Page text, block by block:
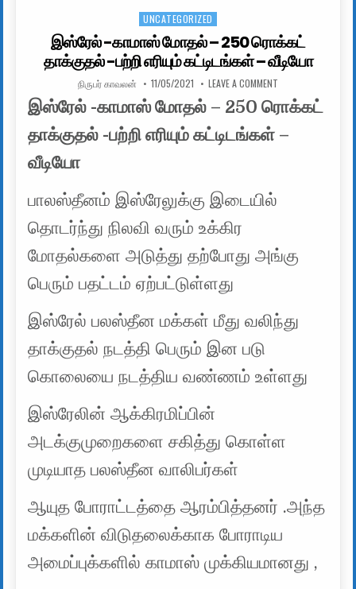
Posted in
UNCATEGORIZED
இஸ்ரேல் -காமாஸ் மோதல் – 250 ரொக்கட்
தாக்குதல் -பற்றி எரியும் கட்டிடங்கள் – வீடியோ
AUTHOR:
நிருபர் காவலன் PUBLISHED DATE:
11/05/2021 LEAVE A COMMENT
இஸ்ரேல் -காமாஸ் மோதல் – 250 ரொக்கட்
தாக்குதல் -பற்றி எரியும் கட்டிடங்கள் –
வீடியோ
பாலஸ்தீனம் இஸ்ரேலுக்கு இடையில்
தொடர்ந்து நிலவி வரும் உக்கிர
மோதல்களை அடுத்து தற்போது அங்கு
பெரும் பதட்டம் ஏற்பட்டுள்ளது
இஸ்ரேல் பலஸ்தீன மக்கள் மீது வலிந்து
தாக்குதல் நடத்தி பெரும் இன படு
கொலையை நடத்திய வண்ணம் உள்ளது
இஸ்ரேலின் ஆக்கிரமிப்பின்
அடக்குமுறைகளை சகித்து கொள்ள
முடியாத பலஸ்தீன வாலிபர்கள்
ஆயுத போராட்டத்தை ஆரம்பித்தனர் .அந்த
மக்களின் விடுதலைக்காக போராடிய
அமைப்புக்களில் காமாஸ் முக்கியமானது ,